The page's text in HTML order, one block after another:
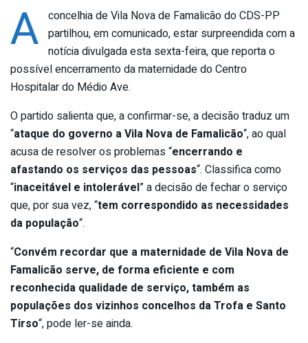
A concelhia de Vila Nova de Famalicão do CDS-PP
partilhou, em comunicado, estar surpreendida com a
notícia divulgada esta sexta-feira, que reporta o
possível encerramento da maternidade do Centro
Hospitalar do Médio Ave.
O partido salienta que, a confirmar-se, a decisão traduz um
“ataque do governo a Vila Nova de Famalicão“, ao qual
acusa de resolver os problemas “encerrando e
afastando os serviços das pessoas“. Classifica como
“inaceitável e intolerável” a decisão de fechar o serviço
que, por sua vez, “tem correspondido as necessidades
da população“.
“Convém recordar que a maternidade de Vila Nova de
Famalicão serve, de forma eficiente e com
reconhecida qualidade de serviço, também as
populações dos vizinhos concelhos da Trofa e Santo
Tirso“, pode ler-se ainda.